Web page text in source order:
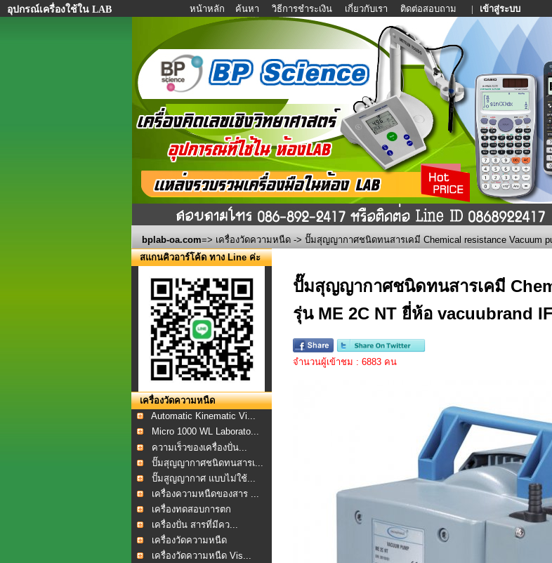
อุปกรณ์เครื่องใช้ใน LAB หน้าหลัก ค้นหา วิธีการชำระเงิน เกี่ยวกับเรา ติดต่อสอบถาม | เข้าสู่ระบบ
bplab-oa.com=> เครื่องวัดความหนืด -> ปั๊มสุญญากาศชนิดทนสารเคมี Chemical resistance Vacuum
สแกนคิวอาร์โค้ด ทาง Line ค่ะ
เครื่องวัดความหนืด
Automatic Kinematic Vi...
Micro 1000 WL Laborato...
ความเร็วของเครื่องปั่น...
ปั๊มสุญญากาศชนิดทนสารเ...
ปั๊มสูญญากาศ แบบไม่ใช้...
เครื่องความหนืดของสาร ...
เครื่องทดสอบการตก
ตะกอน...เครื่องปั่น สารที่มีคว...
เครื่องวัดความหนืด
เครื่องวัดความหนืด Vis...
ปั๊มสุญญากาศชนิดทนสารเคมี
รุ่น ME 2C NT ยี่ห้อ vacuubrand
จำนวนผู้เข้าชม : 6883 คน